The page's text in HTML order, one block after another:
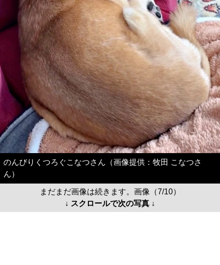
のんびりくつろぐこなつさん（画像提供：牧田 こなつさ
ん）
まだまだ画像は続きます。画像（7/10）
↓ スクロールで次の写真 ↓